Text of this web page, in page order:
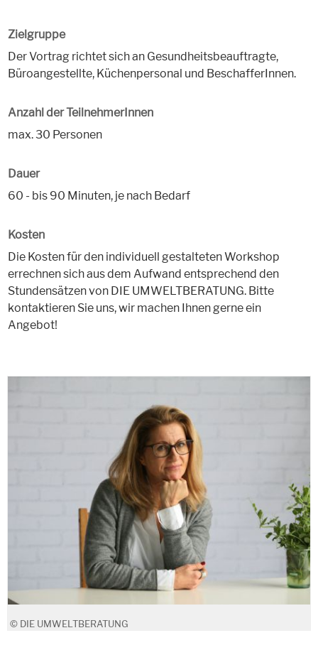
Zielgruppe
Der Vortrag richtet sich an Gesundheitsbeauftragte,
Büroangestellte, Küchenpersonal und BeschafferInnen.
Anzahl der TeilnehmerInnen
max. 30 Personen
Dauer
60 - bis 90 Minuten, je nach Bedarf
Kosten
Die Kosten für den individuell gestalteten Workshop
errechnen sich aus dem Aufwand entsprechend den
Stundensätzen von DIE UMWELTBERATUNG. Bitte
kontaktieren Sie uns, wir machen Ihnen gerne ein
Angebot!
© DIE UMWELTBERATUNG